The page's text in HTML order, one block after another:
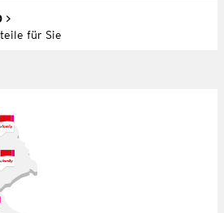
für Sie